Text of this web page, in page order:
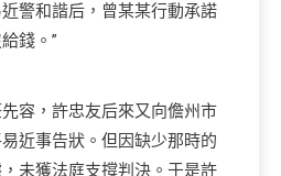
警和諧后，曾某某行動承諾
錢。”
，許忠友后來又向儋州市
近事告狀。但因缺少那時的
未獲法庭支撐判決。于是許